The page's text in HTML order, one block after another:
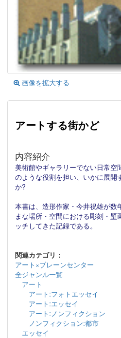
画像を拡大する
アートする街かど
内容紹介
美術館やギャラリーでない日常空
のような役割を担い、いかに展開
か?
本書は、造形作家・今井祝雄が数
まな場所・空間における彫刻・壁
ッチしてきた記録である。
関連カテゴリ：
アート×ブレーンセンター
全ジャンル一覧
アート
アート:フォトエッセイ
アート:エッセイ
アート:ノンフィクション
ノンフィクション:都市
エッセイ